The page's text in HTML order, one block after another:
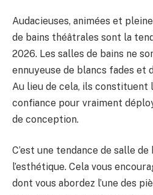
BULLETIN
Audacieuses, animées et
de bains théâtrales sont la
2026. Les salles de bains ne
ennuyeuse de blancs fades et
Au lieu de cela, ils constituent
confiance pour vraiment
de conception.
C’est une tendance de salle de
l’esthétique. Cela vous
dont vous abordez l’une des